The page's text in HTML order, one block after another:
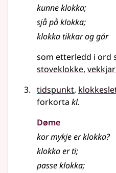
kunne klokka;
sjå på klokka;
klokka tikkar og går
som etterledd i ord
stoveklokke
tidspunkt,
forkorta kl.
Døme
kor mykje er klokka?
klokka er ti;
passe klokka;